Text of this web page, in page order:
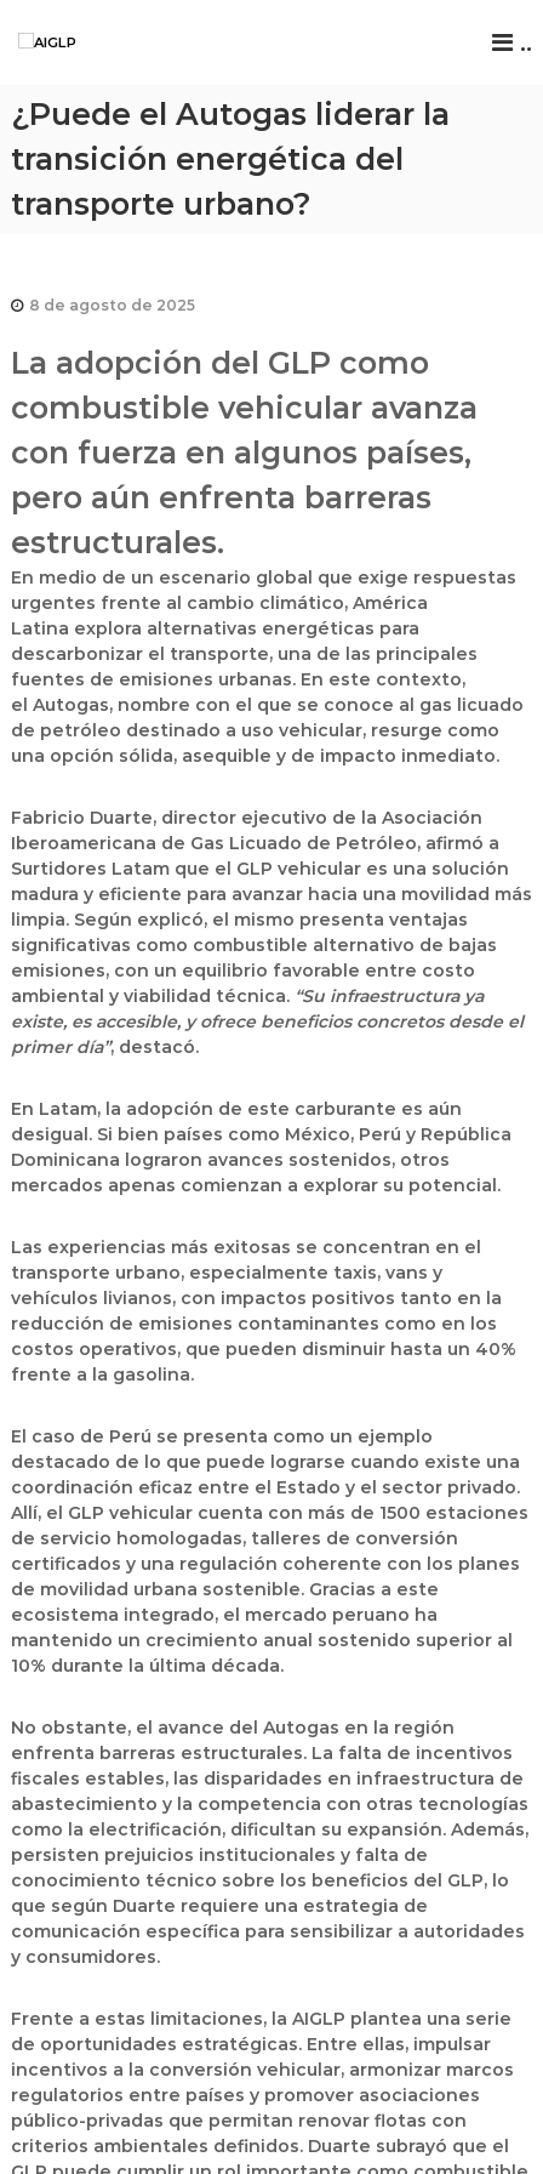
G
L
P
..
¿Puede el Autogas liderar la
transición energética del
transporte urbano?
8 de agosto de 2025
La adopción del GLP como
combustible vehicular avanza
con fuerza en algunos países,
pero aún enfrenta barreras
estructurales.
En medio de un escenario global que exige respuestas
urgentes frente al cambio climático, América
Latina explora alternativas energéticas para
descarbonizar el transporte, una de las principales
fuentes de emisiones urbanas. En este contexto,
el Autogas, nombre con el que se conoce al gas licuado
de petróleo destinado a uso vehicular, resurge como
una opción sólida, asequible y de impacto inmediato.
Fabricio Duarte, director ejecutivo de la Asociación
Iberoamericana de Gas Licuado de Petróleo, afirmó a
Surtidores Latam que el GLP vehicular es una solución
madura y eficiente para avanzar hacia una movilidad más
limpia. Según explicó, el mismo presenta ventajas
significativas como combustible alternativo de bajas
emisiones, con un equilibrio favorable entre costo
ambiental y viabilidad técnica. “Su infraestructura ya
existe, es accesible, y ofrece beneficios concretos desde el
primer día”, destacó.
En Latam, la adopción de este carburante es aún
desigual. Si bien países como México, Perú y República
Dominicana lograron avances sostenidos, otros
mercados apenas comienzan a explorar su potencial.
Las experiencias más exitosas se concentran en el
transporte urbano, especialmente taxis, vans y
vehículos livianos, con impactos positivos tanto en la
reducción de emisiones contaminantes como en los
costos operativos, que pueden disminuir hasta un 40%
frente a la gasolina.
El caso de Perú se presenta como un ejemplo
destacado de lo que puede lograrse cuando existe una
coordinación eficaz entre el Estado y el sector privado.
Allí, el GLP vehicular cuenta con más de 1500 estaciones
de servicio homologadas, talleres de conversión
certificados y una regulación coherente con los planes
de movilidad urbana sostenible. Gracias a este
ecosistema integrado, el mercado peruano ha
mantenido un crecimiento anual sostenido superior al
10% durante la última década.
No obstante, el avance del Autogas en la región
enfrenta barreras estructurales. La falta de incentivos
fiscales estables, las disparidades en infraestructura de
abastecimiento y la competencia con otras tecnologías
como la electrificación, dificultan su expansión. Además,
persisten prejuicios institucionales y falta de
conocimiento técnico sobre los beneficios del GLP, lo
que según Duarte requiere una estrategia de
comunicación específica para sensibilizar a autoridades
y consumidores.
Frente a estas limitaciones, la AIGLP plantea una serie
de oportunidades estratégicas. Entre ellas, impulsar
incentivos a la conversión vehicular, armonizar marcos
regulatorios entre países y promover asociaciones
público-privadas que permitan renovar flotas con
criterios ambientales definidos. Duarte subrayó que el